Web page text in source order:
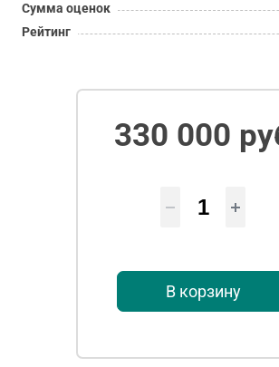
Сумма оценок
Рейтинг
330 000
В корзину